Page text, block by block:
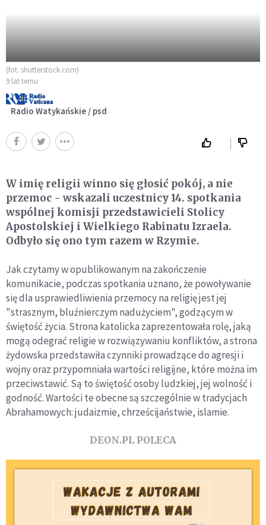
(fot. shutterstock.com)
9 lat temu
Radio Watykańskie / psd
W imię religii winno się głosić pokój, a nie
przemoc - wskazali uczestnicy 14. spotkania
wspólnej komisji przedstawicieli Stolicy
Apostolskiej i Wielkiego Rabinatu Izraela.
Odbyło się ono tym razem w Rzymie.
Jak czytamy w opublikowanym na zakończenie
komunikacie, podczas spotkania uznano, że powoływanie
się dla usprawiedliwienia przemocy na religię jest jej
"strasznym, bluźnierczym nadużyciem", godzącym w
świętość życia. Strona katolicka zaprezentowała rolę, jaką
mogą odegrać religie w rozwiązywaniu konfliktów, a strona
żydowska przedstawiła czynniki prowadzące do agresji i
wojny oraz przypomniała wartości religijne, które można im
przeciwstawić. Są to świętość osoby ludzkiej, jej wolność i
godność. Wartości te obecne są szczególnie w tradycjach
Abrahamowych: judaizmie, chrześcijaństwie, islamie.
DEON.PL POLECA